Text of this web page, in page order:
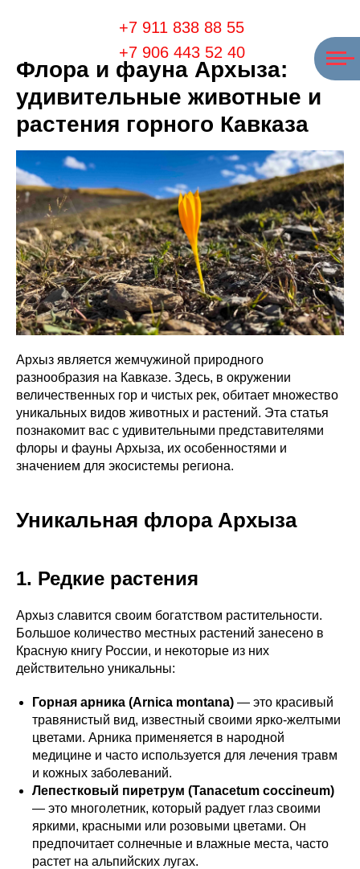
+7 911 838 88 55
+7 906 443 52 40
Флора и фауна Архыза:
удивительные животные и
растения горного Кавказа
Архыз является жемчужиной природного
разнообразия на Кавказе. Здесь, в окружении
величественных гор и чистых рек, обитает множество
уникальных видов животных и растений. Эта статья
познакомит вас с удивительными представителями
флоры и фауны Архыза, их особенностями и
значением для экосистемы региона.
Уникальная флора Архыза
1. Редкие растения
Архыз славится своим богатством растительности.
Большое количество местных растений занесено в
Красную книгу России, и некоторые из них
действительно уникальны:
Горная арника (Arnica montana) — это красивый
травянистый вид, известный своими ярко-желтыми
цветами. Арника применяется в народной
медицине и часто используется для лечения травм
и кожных заболеваний.
Лепестковый пиретрум (Tanacetum coccineum)
— это многолетник, который радует глаз своими
яркими, красными или розовыми цветами. Он
предпочитает солнечные и влажные места, часто
растет на альпийских лугах.